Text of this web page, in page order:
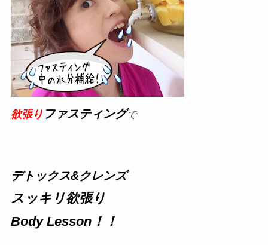
欲張り ファスティングで
デトックス&クレンズ
スッキリ欲張り
Body Lesson！！